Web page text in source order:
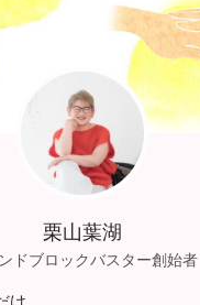
栗山葉湖
ドブロックバスター創始者